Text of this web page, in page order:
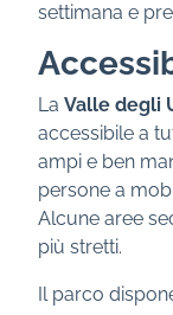
settimana e
La Valle degli
accessibile a
ampi e ben
persone a
Alcune aree
più stretti.
Il parco